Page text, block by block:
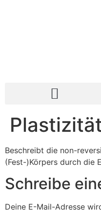
Beschreibt die non-
(Fest-)Körpers durch die
Schreibe
Deine E-Mail-Adresse